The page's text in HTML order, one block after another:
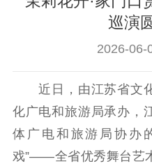
公
信息公开年度报
告
工
巡演
2026-06-
近日，由江苏省文化
化广电和旅游局承办，
体广电和旅游局协办
戏”——全省优秀舞台艺